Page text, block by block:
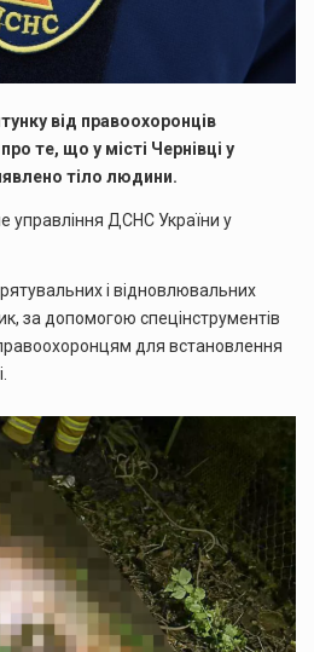
від правоохоронців
те, що у місті Чернівці у
тіло людини.
управління ДСНС України у
і відновлювальних
за допомогою спецінструментів
для встановлення